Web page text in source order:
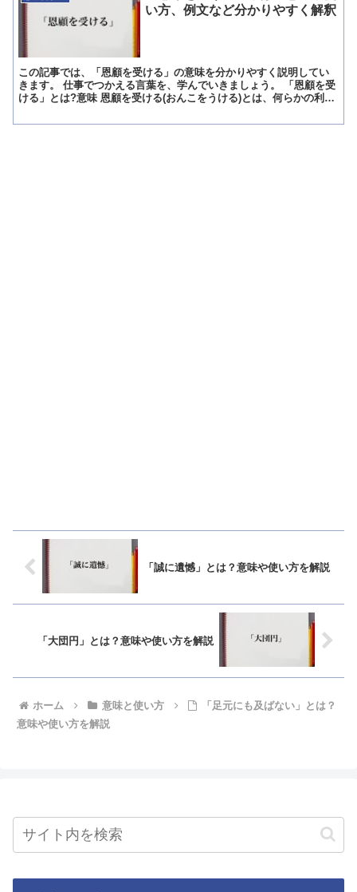
い方、例文など分かりやすく解釈
この記事では、「恩顧を受ける」の意味を分かりやすく説明してい
きます。 仕事でつかえる言葉を、学んでいきましょう。 「恩顧を受
ける」とは?意味 恩顧を受ける(おんこをうける)とは、何らかの利益
「誠に遺憾」とは？意味や使い方を解説
「大団円」とは？意味や使い方を解説
ホーム 意味と使い方
「足元にも及ばない」とは？
意味や使い方を解説